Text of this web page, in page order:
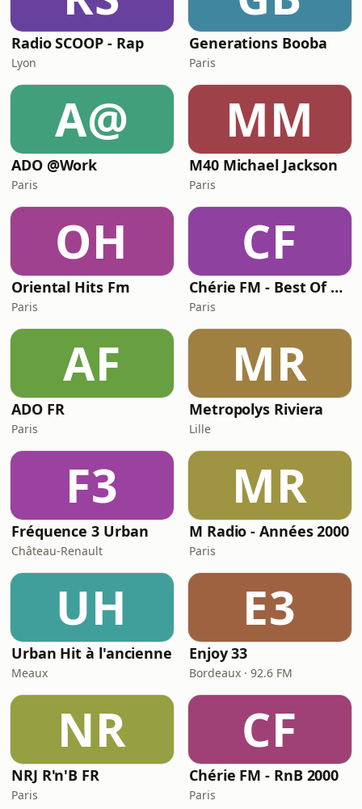
Radio SCOOP - Rap
Lyon
Generations Booba
Paris
A@
ADO @Work
Paris
MM
M40 Michael Jackson
Paris
OH
Oriental Hits Fm
Paris
CF
Chérie FM - Best Of 2000
Paris
AF
ADO FR
Paris
MR
Metropolys Riviera
Lille
F3
Fréquence 3 Urban
Château-Renault
MR
M Radio - Années 2000
Paris
UH
Urban Hit à l'ancienne
Meaux
E3
Enjoy 33
Bordeaux · 92.6 FM
NR
NRJ R'n'B FR
Paris
CF
Chérie FM - RnB 2000
Paris